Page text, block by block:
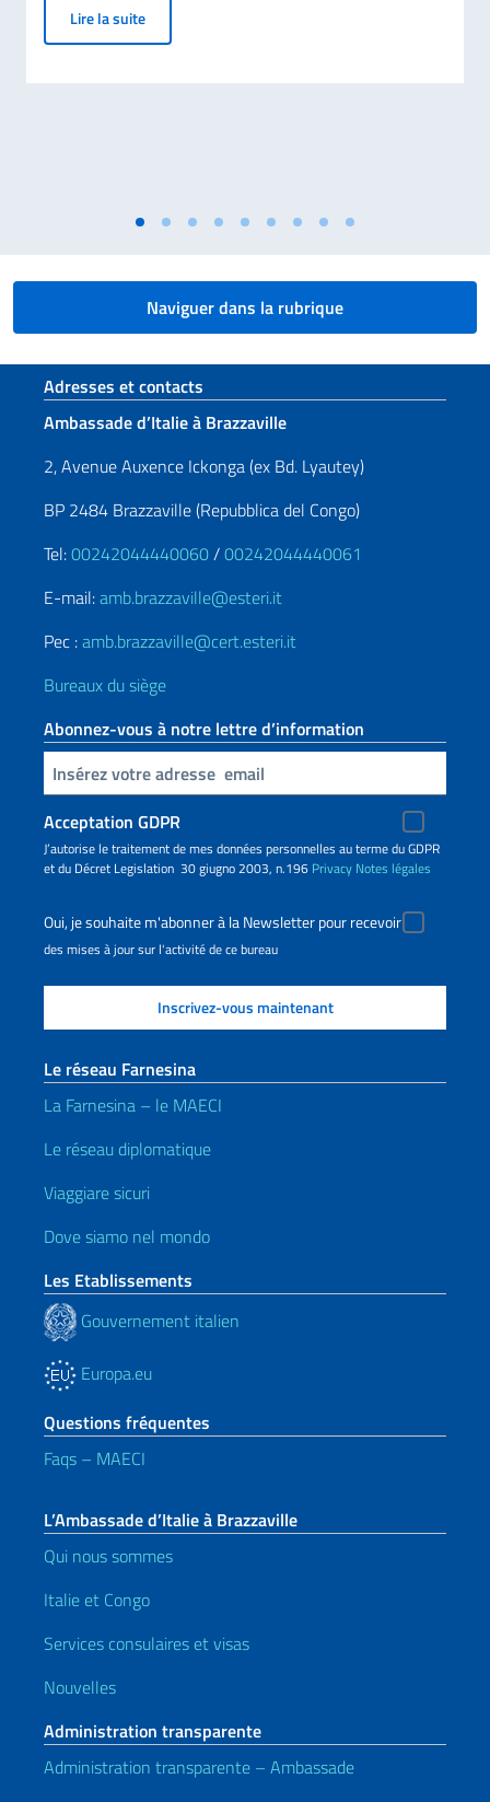
Lire la suiteAVVISO: VADEMECUM IMMATRICOLAZIONI
Naviguer dans la rubrique
Section de pied de page
Adresses et contacts
Ambassade d’Italie à Brazzaville
2, Avenue Auxence Ickonga (ex Bd. Lyautey)
BP 2484 Brazzaville (Repubblica del Congo)
Tel:00242044440060/00242044440061
E-mail:amb.brazzaville@esteri.it
Pec :amb.brazzaville@cert.esteri.it
Bureaux du siège
Abonnez-vous à notre lettre d’information
Insert your email
Acceptation GDPR
J’autorise le traitement de mes données personnelles au terme du GDPR
et du Décret Legislation 30 giugno 2003, n.196 Privacy Notes légales
Oui, je souhaite m'abonner à la Newsletter pour recevoir
des mises à jour sur l'activité de ce bureau
Le réseau Farnesina
La Farnesina – le MAECI
Le réseau diplomatique
Viaggiare sicuri
Dove siamo nel mondo
Les Etablissements
Gouvernement italien
Europa.eu
Questions fréquentes
Faqs – MAECI
L’Ambassade d’Italie à Brazzaville
Qui nous sommes
Italie et Congo
Services consulaires et visas
Nouvelles
Administration transparente
Administration transparente – Ambassade